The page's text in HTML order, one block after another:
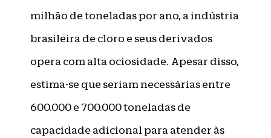
milhão de toneladas por ano, a indústria
brasileira de cloro e seus derivados
opera com alta ociosidade. Apesar disso,
estima-se que seriam necessárias entre
600.000 e 700.000 toneladas de
capacidade adicional para atender às